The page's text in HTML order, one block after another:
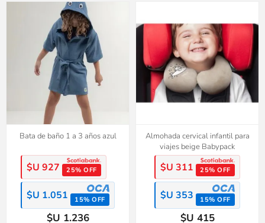
Bata de baño 1 a 3 años azul
$U 927 25% OFF
$U 1.051 15% OFF
$U 1.236
Almohada cervical infantil para
viajes beige Babypack
$U 311 25% OFF
$U 353 15% OFF
$U 415